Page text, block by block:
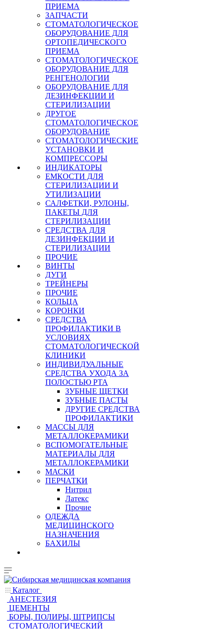
ПРИЕМА
ЗАПЧАСТИ
СТОМАТОЛОГИЧЕСКОЕ
ОБОРУДОВАНИЕ ДЛЯ
ОРТОПЕДИЧЕСКОГО
ПРИЕМА
СТОМАТОЛОГИЧЕСКОЕ
ОБОРУДОВАНИЕ ДЛЯ
РЕНГЕНОЛОГИИ
ОБОРУДОВАНИЕ ДЛЯ
ДЕЗИНФЕКЦИИ И
СТЕРИЛИЗАЦИИ
ДРУГОЕ
СТОМАТОЛОГИЧЕСКОЕ
ОБОРУДОВАНИЕ
СТОМАТОЛОГИЧЕСКИЕ
УСТАНОВКИ И
КОМПРЕССОРЫ
ИНДИКАТОРЫ
ЕМКОСТИ ДЛЯ
СТЕРИЛИЗАЦИИ И
УТИЛИЗАЦИИ
САЛФЕТКИ, РУЛОНЫ,
ПАКЕТЫ ДЛЯ
СТЕРИЛИЗАЦИИ
СРЕДСТВА ДЛЯ
ДЕЗИНФЕКЦИИ И
СТЕРИЛИЗАЦИИ
ПРОЧИЕ
ВИНТЫ
ДУГИ
ТРЕЙНЕРЫ
ПРОЧИЕ
КОЛЬЦА
КОРОНКИ
СРЕДСТВА
ПРОФИЛАКТИКИ В
УСЛОВИЯХ
СТОМАТОЛОГИЧЕСКОЙ
КЛИНИКИ
ИНДИВИДУАЛЬНЫЕ
СРЕДСТВА УХОДА ЗА
ПОЛОСТЬЮ РТА
ЗУБНЫЕ ЩЕТКИ
ЗУБНЫЕ ПАСТЫ
ДРУГИЕ СРЕДСТВА
ПРОФИЛАКТИКИ
МАССЫ ДЛЯ
МЕТАЛЛОКЕРАМИКИ
ВСПОМОГАТЕЛЬНЫЕ
МАТЕРИАЛЫ ДЛЯ
МЕТАЛЛОКЕРАМИКИ
МАСКИ
ПЕРЧАТКИ
Нитрил
Латекс
Прочие
ОДЕЖДА
МЕДИЦИНСКОГО
НАЗНАЧЕНИЯ
БАХИЛЫ
Каталог
АНЕСТЕЗИЯ
ЦЕМЕНТЫ
БОРЫ, ПОЛИРЫ, ШТРИПСЫ
СТОМАТОЛОГИЧЕСКИЙ